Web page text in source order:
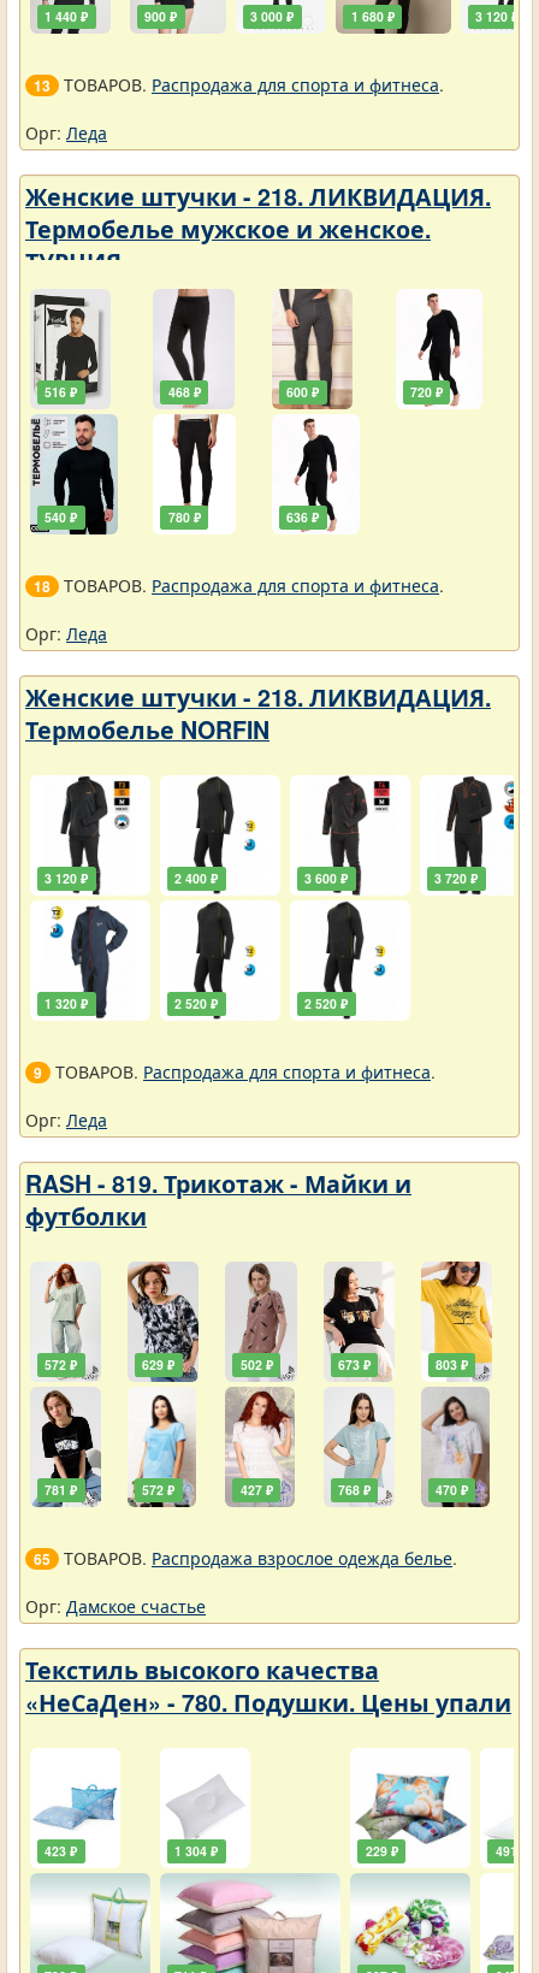
1 440 ₽ 900 ₽ 3 000 ₽ 1 680 ₽ 3 120 ₽
13 ТОВАРОВ. Распродажа для спорта и фитнеса.
Орг: Леда
Женские штучки - 218. ЛИКВИДАЦИЯ.
Термобелье мужское и женское.
ТУРЦИЯ
516 ₽
540 ₽
468 ₽
780 ₽
600 ₽
636 ₽
720 ₽
18 ТОВАРОВ. Распродажа для спорта и фитнеса.
Орг: Леда
Женские штучки - 218. ЛИКВИДАЦИЯ.
Термобелье NORFIN
3 120 ₽
1 320 ₽
2 400 ₽
2 520 ₽
3 600 ₽
2 520 ₽
3 720 ₽
9 ТОВАРОВ. Распродажа для спорта и фитнеса.
Орг: Леда
RASH - 819. Трикотаж - Майки и
футболки
572 ₽
781 ₽
629 ₽
572 ₽
502 ₽
427 ₽
673 ₽
768 ₽
803 ₽
470 ₽
65 ТОВАРОВ. Распродажа взрослое одежда белье.
Орг: Дамское счастье
Текстиль высокого качества
«НеСаДен» - 780. Подушки. Цены упали
423 ₽ 1 304 ₽ 229 ₽ 491 ₽